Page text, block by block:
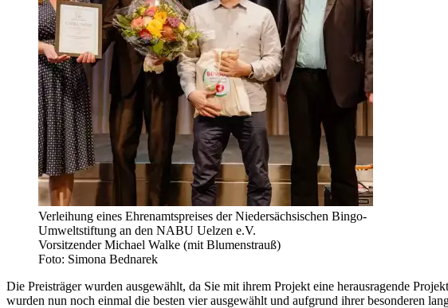
Verleihung eines Ehrenamtspreises der Niedersächsischen Bingo-
Umweltstiftung an den NABU Uelzen e.V.
Vorsitzender Michael Walke (mit Blumenstrauß)
Foto: Simona Bednarek
Die Preisträger wurden ausgewählt, da Sie mit ihrem Projekt eine herausragende
wurden nun noch einmal die besten vier ausgewählt und aufgrund ihrer besonderen